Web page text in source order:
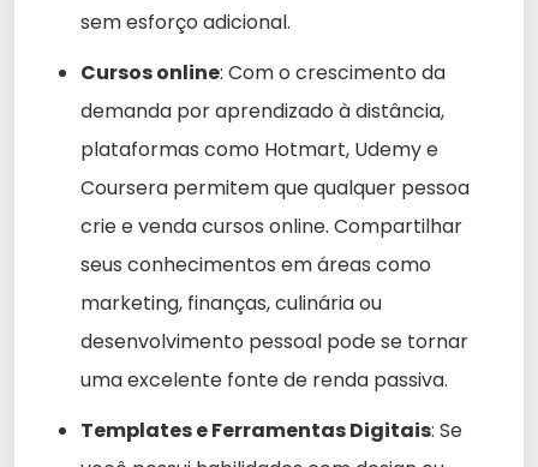
sem esforço adicional.
Cursos online: Com o crescimento da
demanda por aprendizado à distância,
plataformas como Hotmart, Udemy e
Coursera permitem que qualquer pessoa
crie e venda cursos online. Compartilhar
seus conhecimentos em áreas como
marketing, finanças, culinária ou
desenvolvimento pessoal pode se tornar
uma excelente fonte de renda passiva.
Templates e Ferramentas Digitais: Se